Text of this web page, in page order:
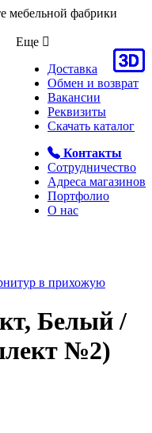
мебельной фабрики
Еще
Доставка
Обмен и возврат
Вакансии
Реквизиты
Скачать каталог
Контакты
Сотрудничество
Адреса магазинов
Портфолио
О нас
в прихожую
Белый /
№2)